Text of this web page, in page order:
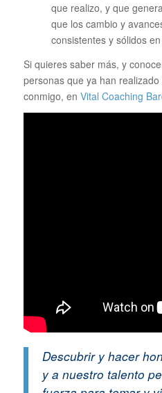
que realizo, y que
que los cambio y
consistentes y sólidos
Si quieres saber más, y
personas que ya han
conmigo, en Vital Coaching
Descubrir y hacer
y a nuestro talento